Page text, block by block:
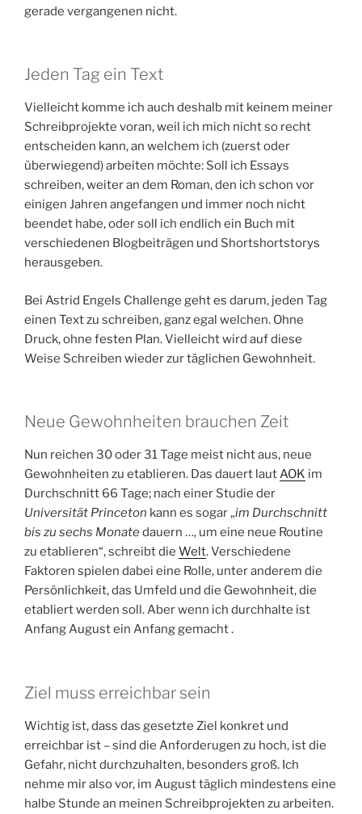
gerade vergangenen nicht.
Jeden Tag ein Text
Vielleicht komme ich auch deshalb mit keinem meiner
Schreibprojekte voran, weil ich mich nicht so recht
entscheiden kann, an welchem ich (zuerst oder
überwiegend) arbeiten möchte: Soll ich Essays
schreiben, weiter an dem Roman, den ich schon vor
einigen Jahren angefangen und immer noch nicht
beendet habe, oder soll ich endlich ein Buch mit
verschiedenen Blogbeiträgen und Shortshortstorys
herausgeben.
Bei Astrid Engels Challenge geht es darum, jeden Tag
einen Text zu schreiben, ganz egal welchen. Ohne
Druck, ohne festen Plan. Vielleicht wird auf diese
Weise Schreiben wieder zur täglichen Gewohnheit.
Neue Gewohnheiten brauchen Zeit
Nun reichen 30 oder 31 Tage meist nicht aus, neue
Gewohnheiten zu etablieren. Das dauert lautAOK im
Durchschnitt 66 Tage; nach einer Studie der
Universität Princeton kann es sogar „im Durchschnitt
bis zu sechs Monatedauern …, um eine neue Routine
zu etablieren“, schreibt die Welt. Verschiedene
Faktoren spielen dabei eine Rolle, unter anderem die
Persönlichkeit, das Umfeld und die Gewohnheit, die
etabliert werden soll. Aber wenn ich durchhalte ist
Anfang August ein Anfang gemacht .
Ziel muss erreichbar sein
Wichtig ist, dass das gesetzte Ziel konkret und
erreichbar ist – sind die Anforderugen zu hoch, ist die
Gefahr, nicht durchzuhalten, besonders groß. Ich
nehme mir also vor, im August täglich mindestens eine
halbe Stunde an meinen Schreibprojekten zu arbeiten.